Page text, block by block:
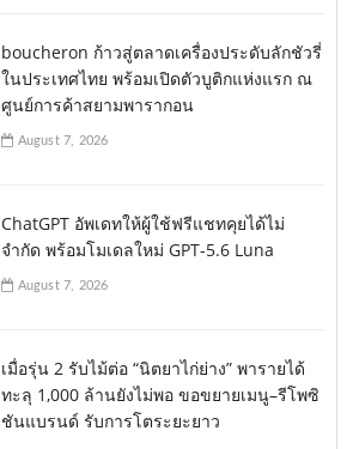
boucheron ก้าวสู่ตลาดเครื่องประดับลักชัวรี่
ในประเทศไทย พร้อมเปิดตัวบูติกแห่งแรก ณ
ศูนย์การค้าสยามพารากอน
August 7, 2026
ChatGPT อัพเดทให้ผู้ใช้ฟรีแชทคุยได้ไม่
จำกัด พร้อมโมเดลใหม่ GPT-5.6 Luna
August 7, 2026
เมื่อรุ่น 2 รับไม้ต่อ “นิตยาไก่ย่าง” พารายได้
ทะลุ 1,000 ล้านยังไม่พอ ขอขยายเมนู–รีโพซิ
ชันแบรนด์ รับการโตระยะยาว